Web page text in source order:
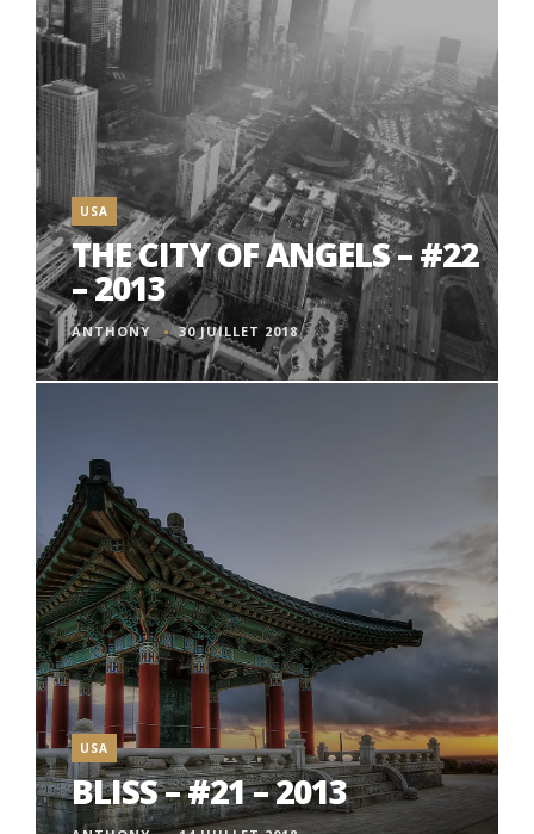
USA
THE CITY OF ANGELS – #22
– 2013
ANTHONY 30 JUILLET 2018
USA
BLISS – #21 – 2013